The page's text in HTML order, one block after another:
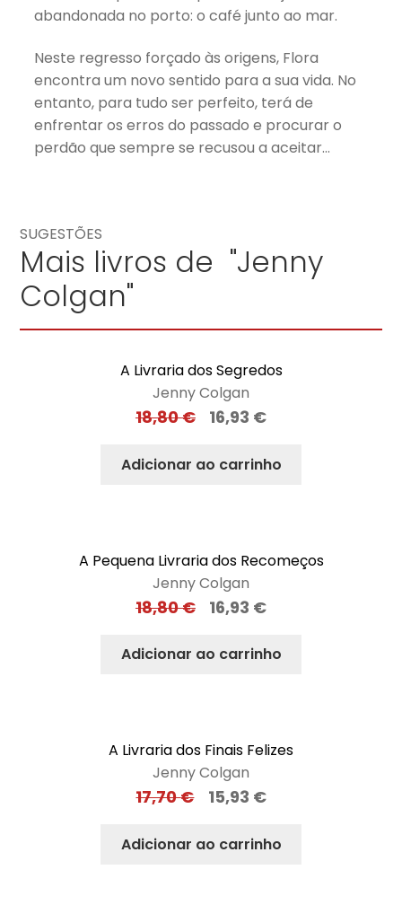
abandonada no porto: o café junto ao mar.
Neste regresso forçado às origens, Flora
encontra um novo sentido para a sua vida. No
entanto, para tudo ser perfeito, terá de
enfrentar os erros do passado e procurar o
perdão que sempre se recusou a aceitar…
SUGESTÕES
Mais livros de "Jenny
Colgan"
A Livraria dos Segredos
Jenny Colgan
18,80€ 16,93 €
Adicionar ao carrinho
A Pequena Livraria dos Recomeços
Jenny Colgan
18,80€ 16,93 €
Adicionar ao carrinho
A Livraria dos Finais Felizes
Jenny Colgan
17,70€ 15,93 €
Adicionar ao carrinho